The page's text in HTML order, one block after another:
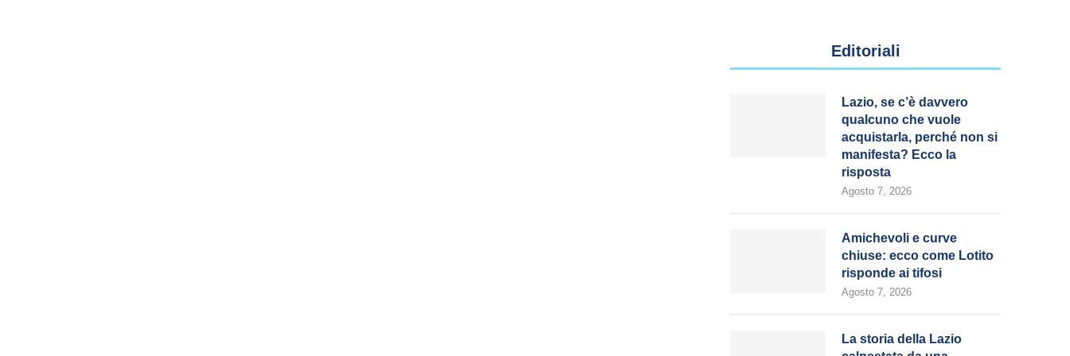
Editoriali
Lazio, se c’è davvero
qualcuno che vuole
acquistarla, perché non si
manifesta? Ecco la
risposta
Agosto 7, 2026
Amichevoli e curve
chiuse: ecco come Lotito
risponde ai tifosi
Agosto 7, 2026
La storia della Lazio